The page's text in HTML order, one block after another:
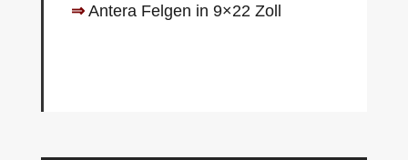
⇒Antera Felgen in 9×22 Zoll